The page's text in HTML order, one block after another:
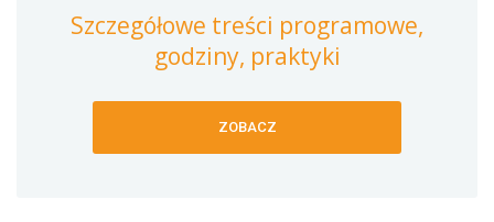
Szczegółowe treści programowe,
godziny, praktyki
ZOBACZ